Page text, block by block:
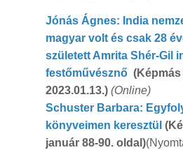
Jónás Ágnes: India
magyar volt és csak 28
született Amrita Shér-Gil
festőművésznő (Képmás
2023.01.13.) (Online)
Schuster Barbara:
könyveimen keresztül
január 88-90. oldal)